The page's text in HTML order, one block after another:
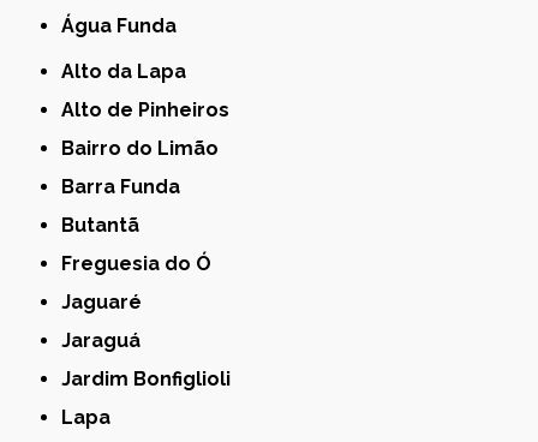
Água Funda
Alto da Lapa
Alto de Pinheiros
Bairro do Limão
Barra Funda
Butantã
Freguesia do Ó
Jaguaré
Jaraguá
Jardim Bonfiglioli
Lapa